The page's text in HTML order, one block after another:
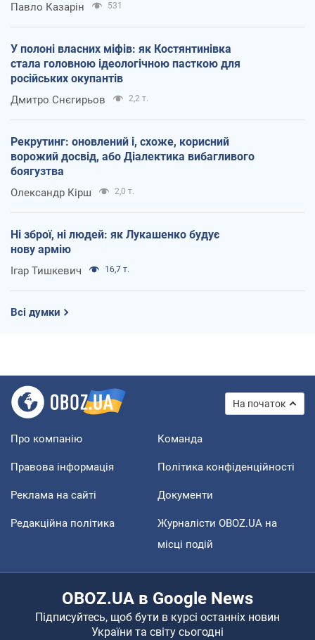
Павло Казарін 531
У полоні власних міфів: як Костянтинівка
стала головною ідеологічною пасткою для
російських окупантів
Дмитро Снєгирьов 2,2 т.
Рекрутинг: оновлений і, схоже, корисний
ворожий досвід, або Діалектика вибагливого
боягузтва
Олександр Кірш 2,0 т.
Ні зброї, ні людей: як Лукашенко будує
нову армію
Ігар Тишкевич 16,7 т.
Всі думки
На початок
Про компанію Команда
Правова інформація Політика конфіденційності
Реклама на сайті Документи
Редакційна політика
Журналісти OBOZ.UA на
місці подій
OBOZ.UA в Google News
Підписуйтесь, щоб бути в курсі останніх новин
України та світу сьогодні